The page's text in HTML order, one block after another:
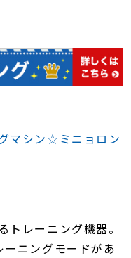
マシン☆ミニョロン
レーニング機器。
ニングモードがあ